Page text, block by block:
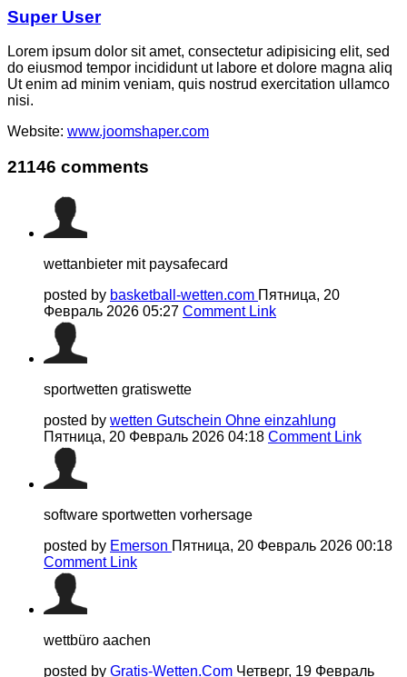
Super User
Lorem ipsum dolor sit amet, consectetur adipisicing elit, sed
do eiusmod tempor incididunt ut labore et dolore magna aliq
Ut enim ad minim veniam, quis nostrud exercitation ullamco
nisi.
Website: www.joomshaper.com
21146 comments
wettanbieter mit paysafecard
posted by basketball-wetten.com Пятница, 20
Февраль 2026 05:27 Comment Link
sportwetten gratiswette
posted by wetten Gutschein Ohne einzahlung
Пятница, 20 Февраль 2026 04:18 Comment Link
software sportwetten vorhersage
posted by Emerson Пятница, 20 Февраль 2026 00:18
Comment Link
wettbüro aachen
posted by Gratis-Wetten.Com Четверг, 19 Февраль